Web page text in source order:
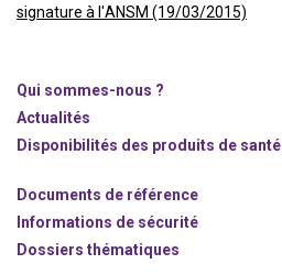
signature à l'ANSM (19/03/2015)
Qui sommes-nous ?
Actualités
Disponibilités des produits de santé
Documents de référence
Informations de sécurité
Dossiers thématiques